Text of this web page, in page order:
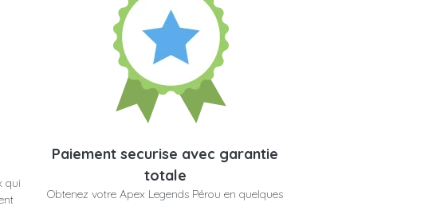
qui
Paiement securise avec garantie
totale
Obtenez votre Apex Legends Pérou en quelques